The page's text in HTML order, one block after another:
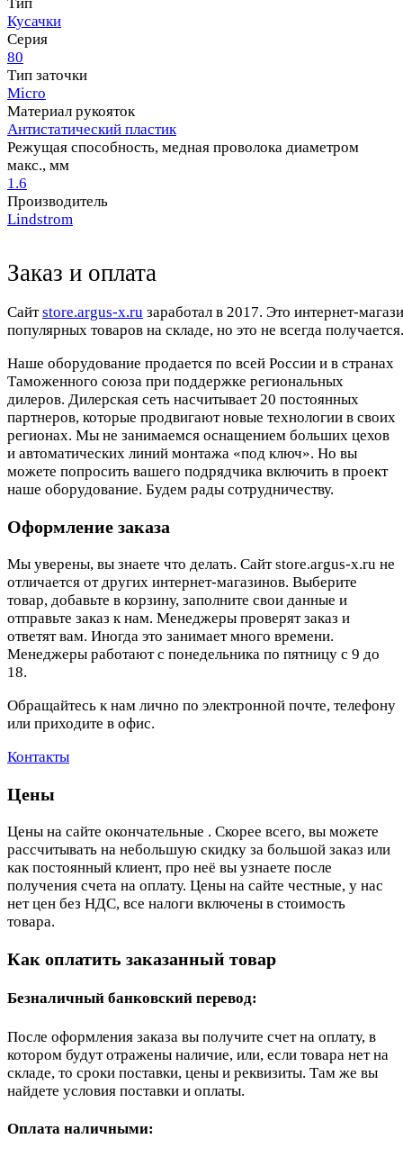
Кусачки
Серия
80
Тип заточки
Micro
Материал рукояток
Антистатический пластик
Режущая способность, медная проволока диаметром
макс., мм
1.6
Производитель
Lindstrom
Заказ и оплата
Cайтstore.argus-x.ru заработал в 2017. Это интернет-
популярных товаров на складе, но это не всегда
Наше оборудование продается по всей России и в странах
Таможенного союза при поддержке региональных
дилеров. Дилерская сеть насчитывает 20 постоянных
партнеров, которые продвигают новые технологии в своих
регионах. Мы не занимаемся оснащением больших цехов
и автоматических линий монтажа «под ключ». Но вы
можете попросить вашего подрядчика включить в проект
наше оборудование. Будем рады сотрудничеству.
Оформление заказа
Мы уверены, вы знаете что делать. Сайт store.argus-x.ru не
отличается от других интернет-магазинов. Выберите
товар, добавьте в корзину, заполните свои данные и
отправьте заказ к нам. Менеджеры проверят заказ и
ответят вам. Иногда это занимает много времени.
Менеджеры работают с понедельника по пятницу с 9 до
18.
Обращайтесь к нам лично по электронной почте, телефону
или приходите в офис.
Контакты
Цены
Цены на сайте окончательные . Скорее всего, вы можете
рассчитывать на небольшую скидку за большой заказ или
как постоянный клиент, про неё вы узнаете после
получения счета на оплату. Цены на сайте честные, у нас
нет цен без НДС, все налоги включены в стоимость
товара.
Как оплатить заказанный товар
Безналичный банковский перевод:
После оформления заказа вы получите счет на оплату, в
котором будут отражены наличие, или, если товара нет на
складе, то сроки поставки, цены и реквизиты. Там же вы
найдете условия поставки и оплаты.
Оплата наличными: